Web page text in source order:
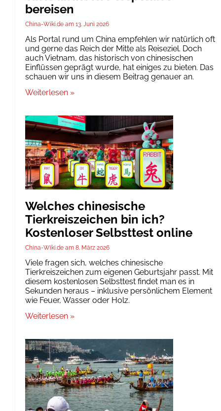
bereisen
China-Wiki.de 13. Juni 2026
Als Portal rund um China empfehlen wir natürlich oft
und gerne das Reich der Mitte als Reiseziel. Doch
auch Vietnam, das historisch von chinesischen
Einflüssen geprägt wurde, hat einiges zu bieten. Das
schauen wir uns in diesem Beitrag genauer an.
Weiterlesen »
Welches chinesische
Tierkreiszeichen bin ich?
Kostenloser Selbsttest online
China-Wiki.de 8. März 2026
Viele fragen sich, welches chinesische
Tierkreiszeichen zum eigenen Geburtsjahr passt. Mit
diesem kostenlosen Selbsttest findet man es in
Sekunden heraus – inklusive persönlichem Element
wie Feuer, Wasser oder Holz.
Weiterlesen »